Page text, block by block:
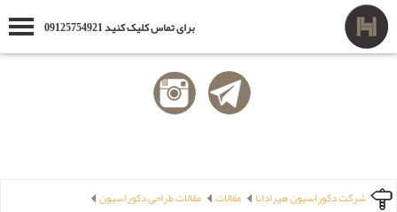
برای تماس کلیک کنید 09125754921
شرکت دکوراسیون هیرادانا مقالات مقالات طراحی دکوراسیون